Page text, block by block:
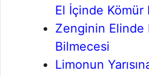
El İçinde Kömür
Zenginin Elinde
Bilmecesi
Limonun